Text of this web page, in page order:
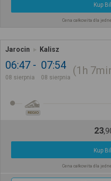
Kup
Cena całkowita dla
Jarocin Kalisz
06:47
08 sierpnia
07:54
08 sierpnia
1h
REGIO
23,
Kup
Cena całkowita dla